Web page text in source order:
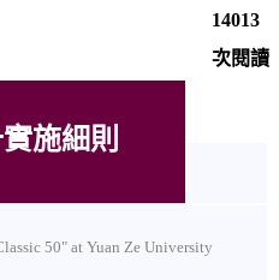
14013
次閱讀
施細則
50" at Yuan Ze University